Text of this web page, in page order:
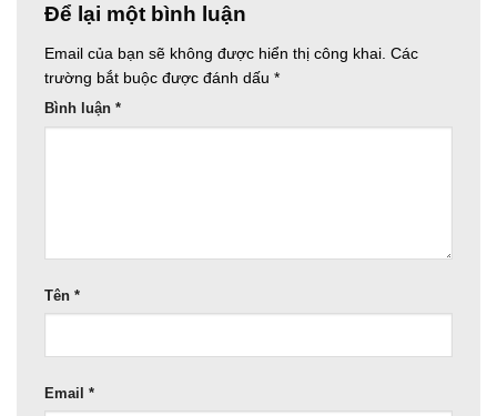
Để lại một bình luận
Email của bạn sẽ không được hiển thị công khai. Các
trường bắt buộc được đánh dấu *
Bình luận *
Tên *
Email *